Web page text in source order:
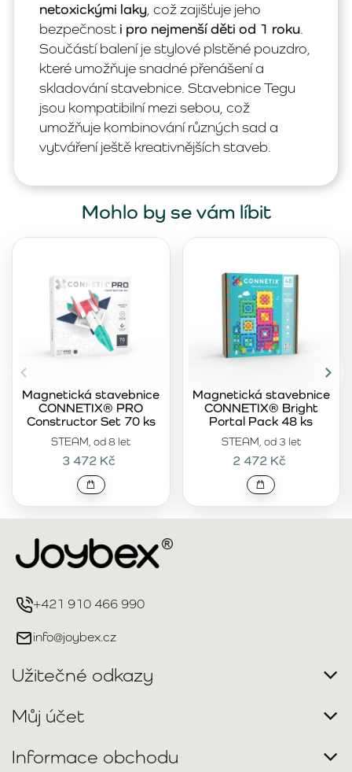
netoxickými laky , což zajišťuje jeho
bezpečnost i pro nejmenší děti od 1 roku.
Součástí balení je stylové plstěné pouzdro,
které umožňuje snadné přenášení a
skladování stavebnice. Stavebnice Tegu
jsou kompatibilní mezi sebou, což
umožňuje kombinování různých sad a
vytváření ještě kreativnějších staveb.
Mohlo by se vám líbit
STEAM, od 8 let
Magnetická stavebnice
CONNETIX® PRO
Constructor Set 70 ks
3 472 Kč
STEAM, od 3 let
Magnetická stavebnice
CONNETIX® Bright
Portal Pack 48 ks
2 472 Kč
+421 910 466 990
info@joybex.cz
Užitečné odkazy
Můj účet
Informace obchodu